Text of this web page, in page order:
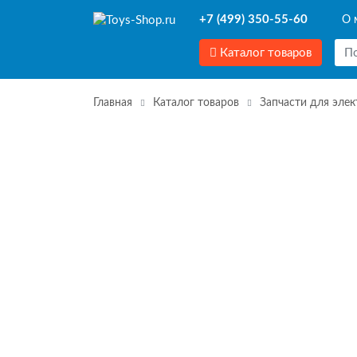
+7 (499) 350-55-60 О
Каталог товаров
Главная Каталог товаров Запчасти для